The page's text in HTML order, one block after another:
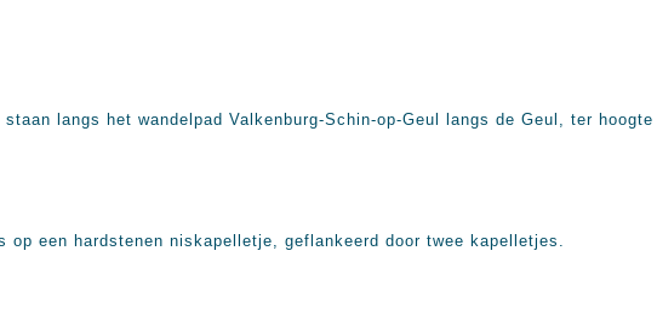
langs het wandelpad Valkenburg-Schin-op-Geul langs de Geul, ter
op een hardstenen niskapelletje, geflankeerd door twee kapelletjes.